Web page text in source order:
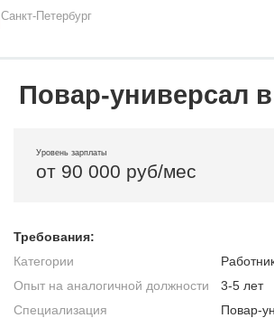
Санкт-Петербург
Повар-универсал
Уровень зарплаты
от 90 000 руб/мес
Требования:
Категории
Опыт на аналогичной должности
3-5 лет
Специализация
Повар-